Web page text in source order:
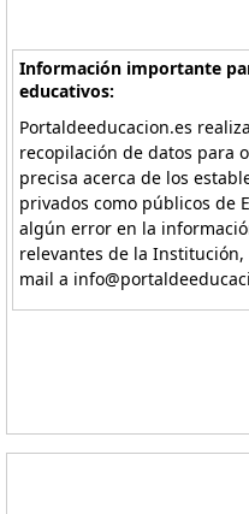
Información importante
educativos:
Portaldeeducacion.es
recopilación de datos para
precisa acerca de los
privados como públicos de
algún error en la
relevantes de la
mail a